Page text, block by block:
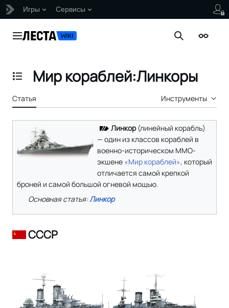
Игры Сервисы
Главное меню Поиск
Отобразить/Скрыть содержание
Мир кораблей:Линкоры
Статья Инструменты
Линкор(линейный корабль)
— один из классов кораблей в
военно-историческом ММО-
экшене «Мир кораблей», который
отличается самой крепкой
броней и самой большой огневой мощью.
Основная статья:Линкор
СССР